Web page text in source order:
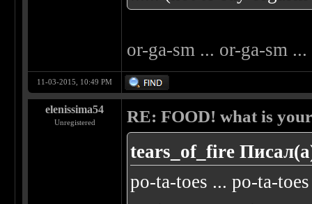
or-ga-sm ... or-ga-sm
11-03-2015, 10:49 PM
elenissima54
Unregistered RE: FOOD! what is
tears_of_fire
po-ta-toes ... po-ta-